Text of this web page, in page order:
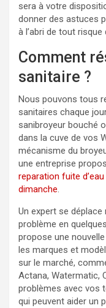
sera à votre
donner des astuces
à l’abri de tout risque
Comment
sanitaire ?
Nous pouvons tous
sanitaires chaque
sanibroyeur bouché
dans la cuve de vos
mécanisme du
une entreprise
reparation fuite
dimanche.
Un expert se
problème en
propose une
les marques et
sur le marché,
Actana, Watermatic,
problèmes avec vos
qui peuvent aider un